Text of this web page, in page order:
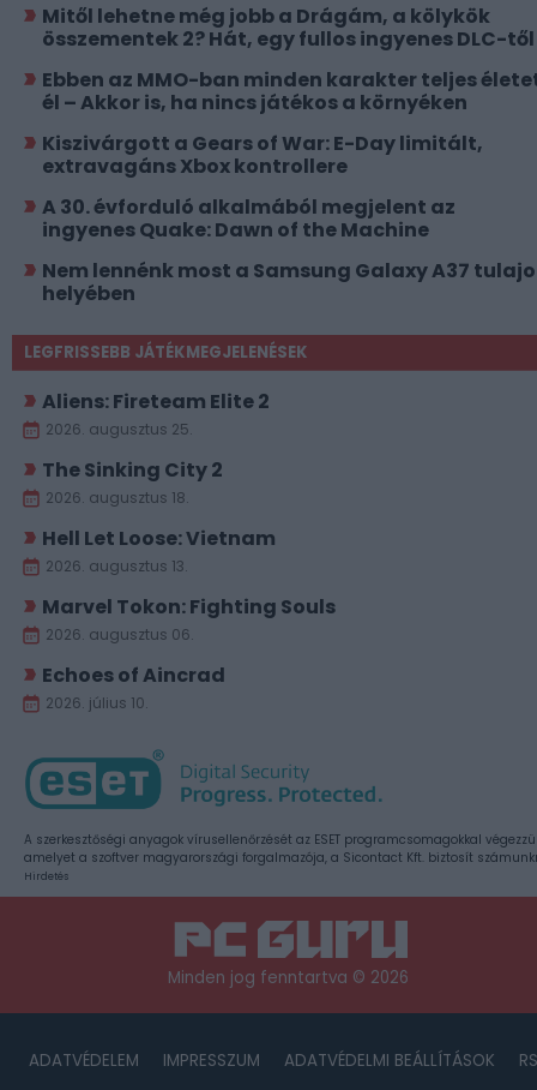
Mitől lehetne még jobb a Drágám, a kölykök
összementek 2? Hát, egy fullos ingyenes DLC-
Ebben az MMO-ban minden karakter teljes
él – Akkor is, ha nincs játékos a környéken
Kiszivárgott a Gears of War: E-Day limitált,
extravagáns Xbox kontrollere
A 30. évforduló alkalmából megjelent az
ingyenes Quake: Dawn of the Machine
Nem lennénk most a Samsung Galaxy A37
helyében
LEGFRISSEBB JÁTÉKMEGJELENÉSEK
Aliens: Fireteam Elite 2
2026. augusztus 25.
The Sinking City 2
2026. augusztus 18.
Hell Let Loose: Vietnam
2026. augusztus 13.
Marvel Tokon: Fighting Souls
2026. augusztus 06.
Echoes of Aincrad
2026. július 10.
A szerkesztőségi anyagok vírusellenőrzését az ESET programcsomagokkal
amelyet a szoftver magyarországi forgalmazója, a Sicontact Kft. biztosít
Hirdetés
Minden jog fenntartva © 2026
ADATVÉDELEM IMPRESSZUM ADATVÉDELMI BEÁLLÍTÁSOK